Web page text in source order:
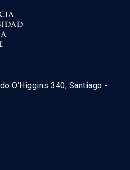
O’Higgins 340, Santiago -